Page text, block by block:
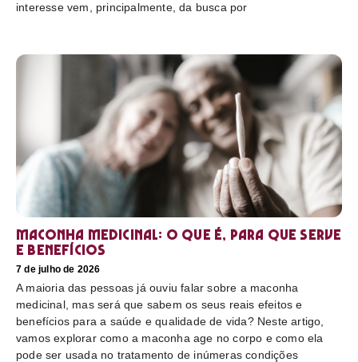
interesse vem, principalmente, da busca por
Maconha medicinal: O que é, para que serve
e benefícios
7 de julho de 2026
A maioria das pessoas já ouviu falar sobre a maconha
medicinal, mas será que sabem os seus reais efeitos e
benefícios para a saúde e qualidade de vida? Neste artigo,
vamos explorar como a maconha age no corpo e como ela
pode ser usada no tratamento de inúmeras condições